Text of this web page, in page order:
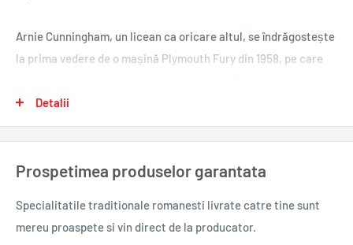
Arnie Cunningham, un licean ca oricare altul, se îndrăgostește
la prima vedere de o mașină Plymouth Fury din 1958, pe care
iadului și veche de douăzeci de ani, aceasta ruginește,
abandonată pe o peluză, iar adolescentul hotărăște să o
repare, ajutat și de prietenul lui cel mai bun, Dennis Guilder.
Arnie nu e nici pe departe popular și nu-și dorește neapărat un
dintr-odată, mult mai sigur pe sine, mai bătăios, începe să iasă
cu Leigh, cea mai frumoasă fată din liceu, în timp ce terifianta
Detalii
Prospetimea produselor garantata
Specialitatile traditionale romanesti livrate catre tine sunt
mereu proaspete si vin direct de la producator.